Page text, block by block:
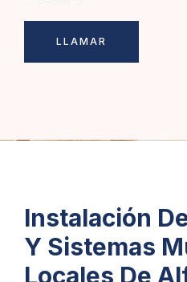
LLAMAR
Instalación
Y Sistemas
Locales De